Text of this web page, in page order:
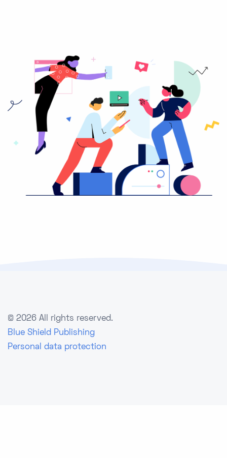
© 2026 All rights reserved.
Blue Shield Publishing
Personal data protection